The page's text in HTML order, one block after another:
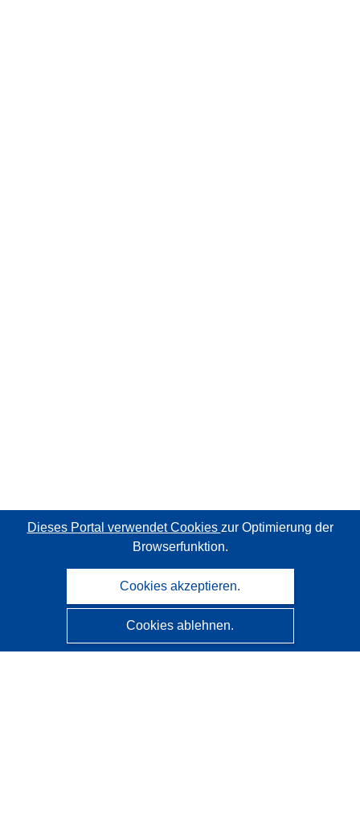
CORDIS - Forschungsergebnisse der EU
Dieses Portal verwendet Cookies zur Optimierung der
Browserfunktion.
Cookies akzeptieren.
Cookies ablehnen.